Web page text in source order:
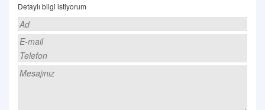
Detaylı bilgi istiyorum